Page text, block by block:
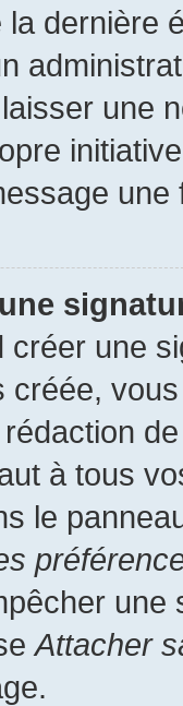
la dernière
une
une
créer une
créée,
à tous
le
une
Attacher